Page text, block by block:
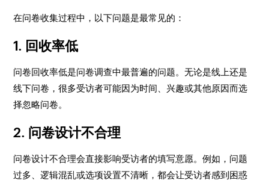
在问卷收集过程中，以下问题是最常见的：
1. 回收率低
问卷回收率低是问卷调查中最普遍的问题。无论是线上还是
线下问卷，很多受访者可能因为时间、兴趣或其他原因而选
择忽略问卷。
2. 问卷设计不合理
问卷设计不合理会直接影响受访者的填写意愿。例如，问题
过多、逻辑混乱或选项设置不清晰，都会让受访者感到困惑